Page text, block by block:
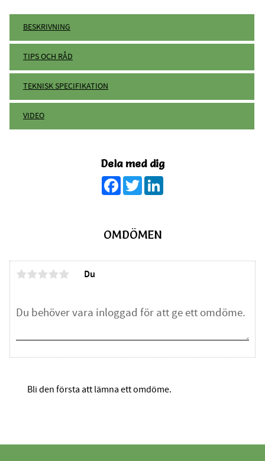
BESKRIVNING
TIPS OCH RÅD
TEKNISK SPECIFIKATION
VIDEO
Dela med dig
Facebook
Twitter
OMDÖMEN
Du
Bli den första att lämna ett omdöme.